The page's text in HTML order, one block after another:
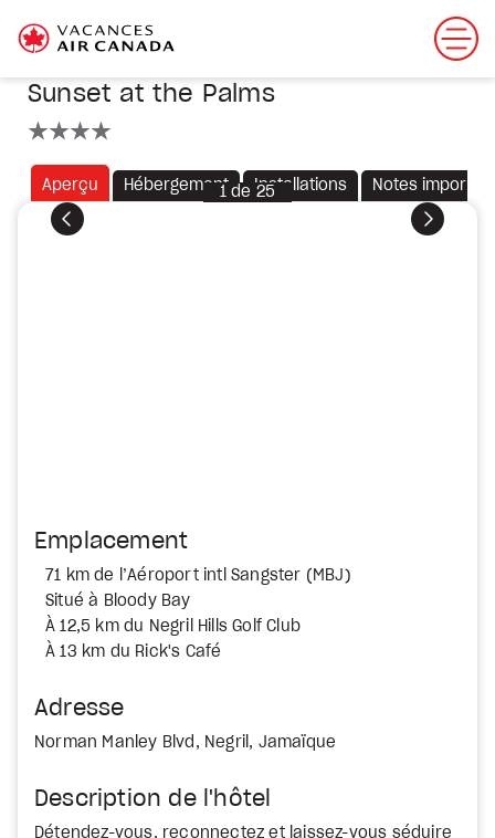
Sunset at the Palms
Aperçu Hébergement Installations Notes
Précédent Suivant
1de 25
Emplacement
71 km de l’Aéroport intl Sangster (MBJ)
Situé à Bloody Bay
À 12,5 km du Negril Hills Golf Club
À 13 km du Rick's Café
Adresse
Norman Manley Blvd, Negril, Jamaïque
Description de l'hôtel
Détendez-vous, reconnectez et laissez-vous séduire